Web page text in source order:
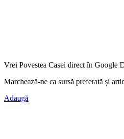
Vrei Povestea Casei direct în Google
Marchează-ne ca sursă preferată și
Adaugă